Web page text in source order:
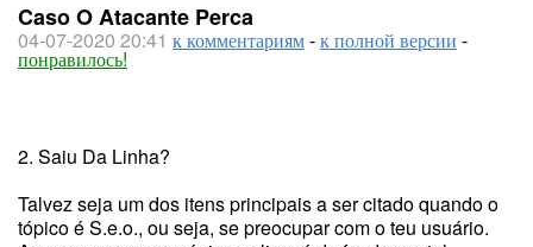
Caso O Atacante Perca
04-07-2020 20:41 к комментариям-к полной версии -
понравилось!
2. Saiu Da Linha?
Talvez seja um dos itens principais a ser citado quando o
tópico é S.e.o., ou seja, se preocupar com o teu usuário.